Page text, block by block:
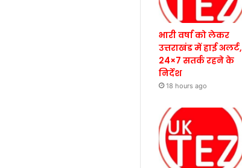
भारी वर्षा को लेकर
उत्तराखंड में हाई अलर्ट,
24×7 सतर्क रहने के
निर्देश
18 hours ago